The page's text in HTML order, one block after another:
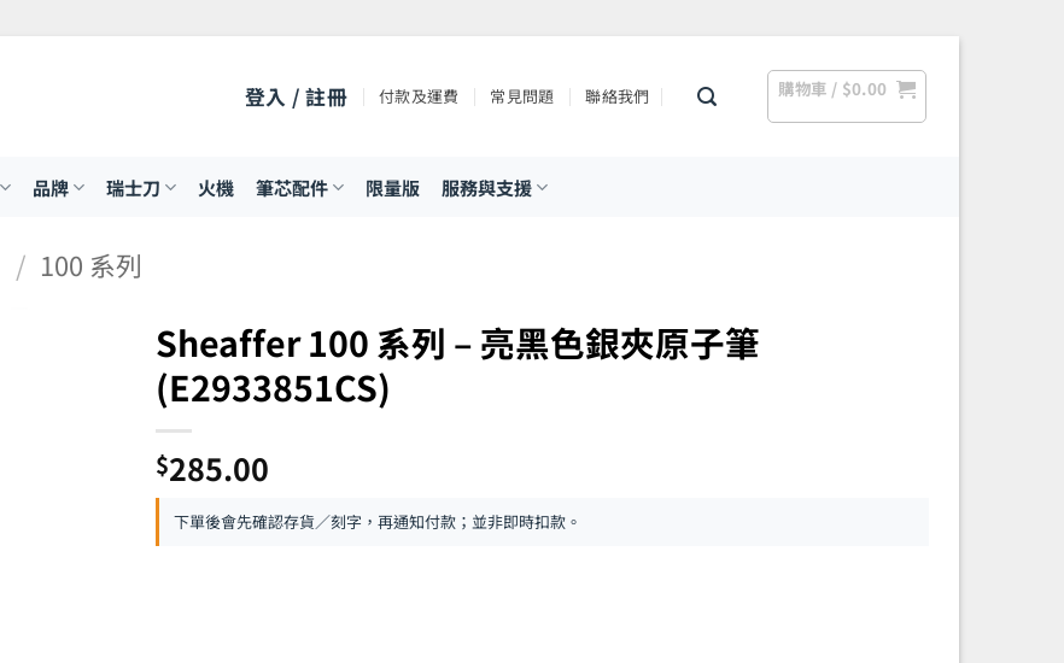
登入 / 註冊 付款及運費 常見問題 聯絡我們 購物車 / $0.00
品牌 瑞士刀 火機 筆芯配件 限量版 服務與支援
/ 100 系列
Sheaffer 100 系列 – 亮黑色銀夾原子筆
(E2933851CS)
$285.00
下單後會先確認存貨／刻字，再通知付款；並非即時扣款。